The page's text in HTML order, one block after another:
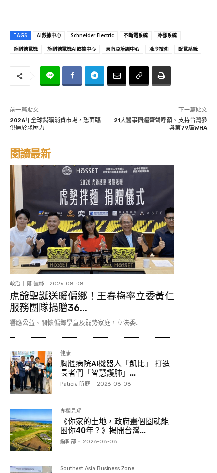
TAGS AI數據中心 Schneider Electric 不斷電系統
冷卻系統
施耐德電機
施耐德電機AI數據中心 東南亞培訓中心 液冷技術 配電系統
前一篇貼文
2026年全球錫礦消費市場，恐面臨
供過於求壓力
下一篇貼文
21大醫事團體齊聲呼籲、支持台灣參
與第79屆WHA
閱讀最新
政治 鄭 儷絲 - 2026-08-08
虎爺聖誕送暖偏鄉！王春梅率立委黃仁
服務團隊捐贈36...
響應公益、關懷偏鄉學童及弱勢家庭，立法委...
健康
胸腔病院AI機器人「凱比」 打造
長者們「智慧護肺」...
Paticia 昕庭 - 2026-08-08
專欄見解
《你家的土地，政府畫個圈就能
困你40年？》揭開台灣...
編輯部 - 2026-08-08
Southest Asia Business Zone